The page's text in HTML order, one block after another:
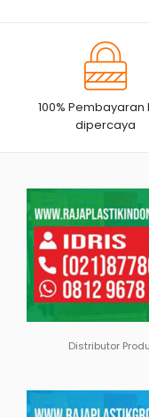
100% Pembayaran
dipercaya
Distributor